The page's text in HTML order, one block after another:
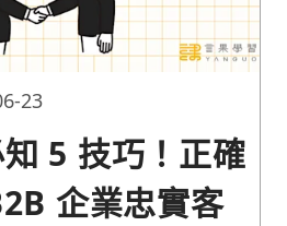
23
5 技巧！正確
企業忠實客